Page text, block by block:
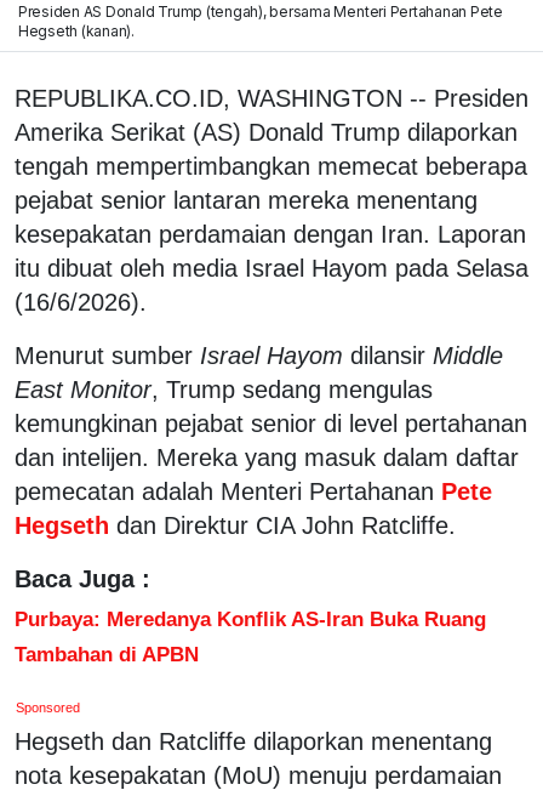
Presiden AS Donald Trump (tengah), bersama Menteri Pertahanan Pete
Hegseth (kanan).
REPUBLIKA.CO.ID, WASHINGTON -- Presiden
Amerika Serikat (AS) Donald Trump dilaporkan
tengah mempertimbangkan memecat beberapa
pejabat senior lantaran mereka menentang
kesepakatan perdamaian dengan Iran. Laporan
itu dibuat oleh media Israel Hayom pada Selasa
(16/6/2026).
Menurut sumber Israel Hayom dilansir Middle
East Monitor, Trump sedang mengulas
kemungkinan pejabat senior di level pertahanan
dan intelijen. Mereka yang masuk dalam daftar
pemecatan adalah Menteri Pertahanan Pete
Hegseth dan Direktur CIA John Ratcliffe.
Baca Juga :
Purbaya: Meredanya Konflik AS-Iran Buka Ruang
Tambahan di APBN
Sponsored
Hegseth dan Ratcliffe dilaporkan menentang
nota kesepakatan (MoU) menuju perdamaian